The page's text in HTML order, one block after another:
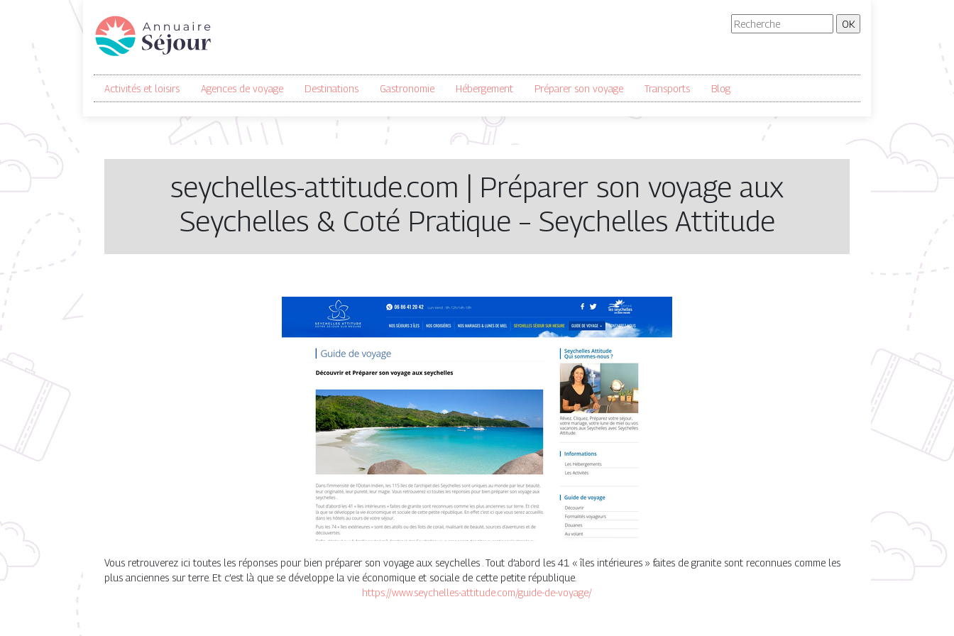
Activités et loisirs Agences de voyage Destinations Gastronomie Hébergement Préparer son voyage Transports Blog
seychelles-attitude.com | Préparer son voyage aux
Seychelles & Coté Pratique – Seychelles Attitude
Vous retrouverez ici toutes les réponses pour bien préparer son voyage aux seychelles . Tout d’abord les 41 « îles intérieures » faites de granite sont reconnues comme les
plus anciennes sur terre. Et c’est là que se développe la vie économique et sociale de cette petite république.
https://www.seychelles-attitude.com/guide-de-voyage/